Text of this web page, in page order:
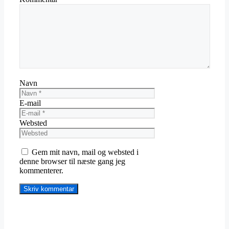
Navn
E-mail
Websted
Gem mit navn, mail og websted i
denne browser til næste gang jeg
kommenterer.